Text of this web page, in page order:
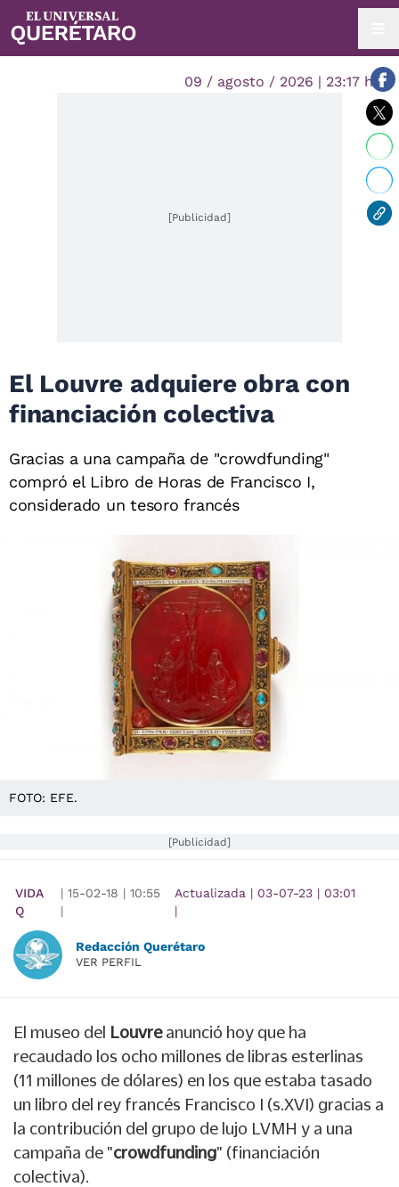
09 / agosto / 2026 | 23:17 hrs.
[Publicidad]
El Louvre adquiere obra con
financiación colectiva
Gracias a una campaña de "crowdfunding"
compró el Libro de Horas de Francisco I,
considerado un tesoro francés
FOTO: EFE.
[Publicidad]
VIDA
Q
| 15-02-18 | 10:55
|
Actualizada | 03-07-23 | 03:01
|
Redacción Querétaro
VER PERFIL
El museo del Louvre anunció hoy que ha
recaudado los ocho millones de libras esterlinas
(11 millones de dólares) en los que estaba tasado
un libro del rey francés Francisco I (s.XVI) gracias a
la contribución del grupo de lujo LVMH y a una
campaña de "crowdfunding" (financiación
colectiva).